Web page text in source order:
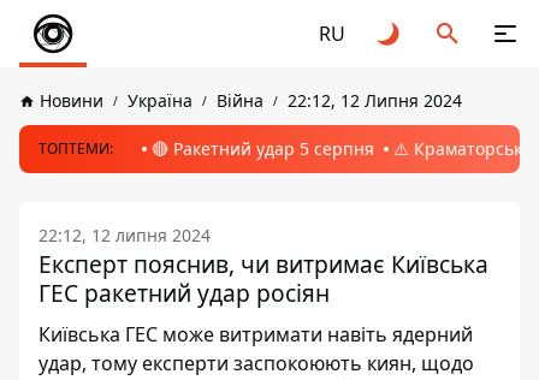
RU
Новини Україна Війна 22:12, 12 Липня 2024
ТОПТЕМИ: 🔴 Ракетний удар 5 серпня ⚠️ Краматорськ,
22:12, 12 липня 2024
Експерт пояснив, чи витримає Київська
ГЕС ракетний удар росіян
Київська ГЕС може витримати навіть ядерний
удар, тому експерти заспокоюють киян, щодо